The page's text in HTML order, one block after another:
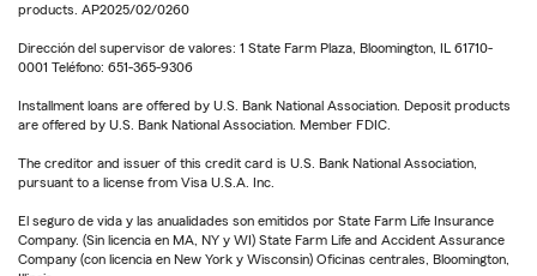
products. AP2025/02/0260
Dirección del supervisor de valores: 1 State Farm Plaza, Bloomington, IL 61710-
0001 Teléfono: 651-365-9306
Installment loans are offered by U.S. Bank National Association. Deposit products
are offered by U.S. Bank National Association. Member FDIC.
The creditor and issuer of this credit card is U.S. Bank National Association,
pursuant to a license from Visa U.S.A. Inc.
El seguro de vida y las anualidades son emitidos por State Farm Life Insurance
Company. (Sin licencia en MA, NY y WI) State Farm Life and Accident Assurance
Company (con licencia en New York y Wisconsin) Oficinas centrales, Bloomington,